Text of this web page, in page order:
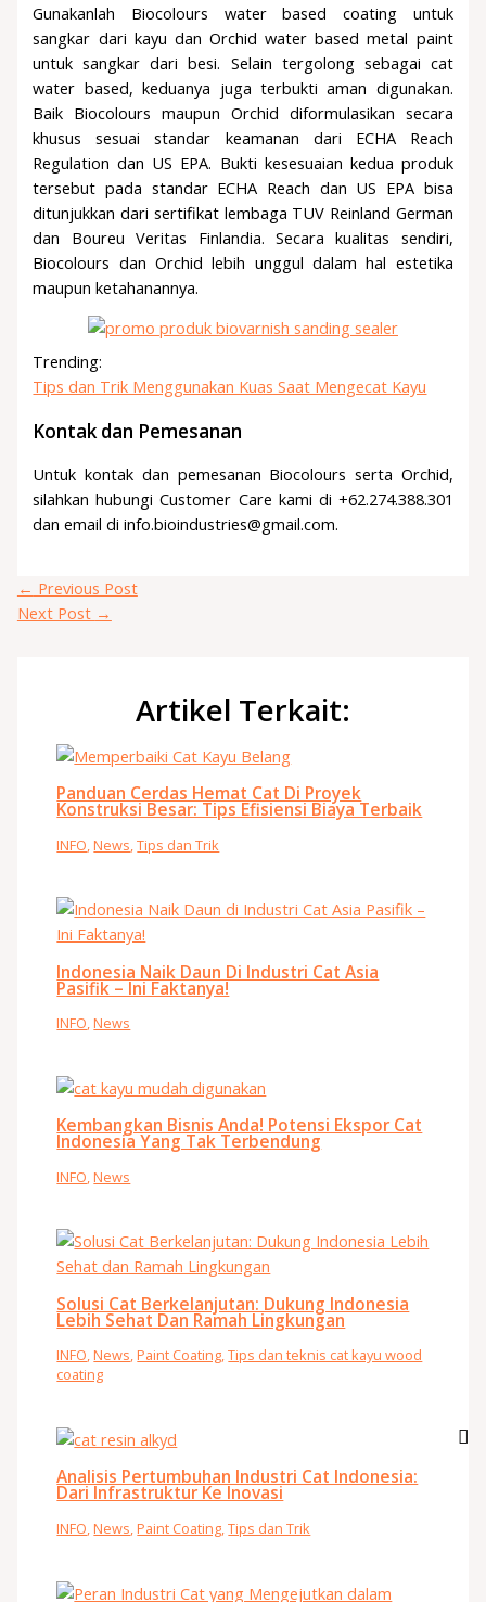
Gunakanlah Biocolours water based coating untuk
sangkar dari kayu dan Orchid water based metal paint
untuk sangkar dari besi. Selain tergolong sebagai cat
water based, keduanya juga terbukti aman digunakan.
Baik Biocolours maupun Orchid diformulasikan secara
khusus sesuai standar keamanan dari ECHA Reach
Regulation dan US EPA. Bukti kesesuaian kedua produk
tersebut pada standar ECHA Reach dan US EPA bisa
ditunjukkan dari sertifikat lembaga TUV Reinland German
dan Boureu Veritas Finlandia. Secara kualitas sendiri,
Biocolours dan Orchid lebih unggul dalam hal estetika
maupun ketahanannya.
Trending:
Tips dan Trik Menggunakan Kuas Saat Mengecat Kayu
Kontak dan Pemesanan
Untuk kontak dan pemesanan Biocolours serta Orchid,
silahkan hubungi Customer Care kami di +62.274.388.301
dan email di info.bioindustries@gmail.com.
← Previous Post
Next Post →
Artikel Terkait:
Panduan Cerdas Hemat Cat Di Proyek
Konstruksi Besar: Tips Efisiensi Biaya Terbaik
INFO,News,Tips dan Trik
Indonesia Naik Daun Di Industri Cat Asia
Pasifik – Ini Faktanya!
INFO,News
Kembangkan Bisnis Anda! Potensi Ekspor Cat
Indonesia Yang Tak Terbendung
INFO,News
Solusi Cat Berkelanjutan: Dukung Indonesia
Lebih Sehat Dan Ramah Lingkungan
INFO,News,Paint Coating,Tips dan teknis cat kayu wood
coating
Analisis Pertumbuhan Industri Cat Indonesia:
Dari Infrastruktur Ke Inovasi
INFO,News,Paint Coating,Tips dan Trik